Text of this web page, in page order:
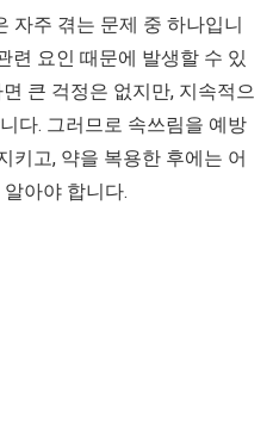
자주 겪는 문제 중 하나입니
련 요인 때문에 발생할 수 있
큰 걱정은 없지만, 지속적으
다. 그러므로 속쓰림을 예방
키고, 약을 복용한 후에는 어
아야 합니다.